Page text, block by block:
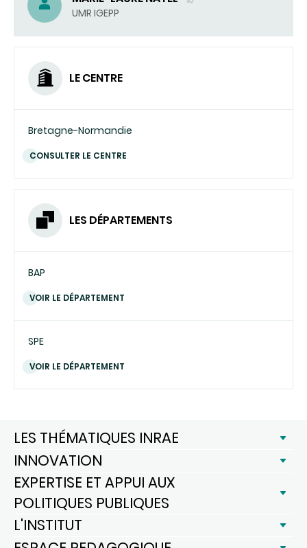
(ENVOYER
COURRIEL)
UMR IGEPP
LE CENTRE
Bretagne-Normandie
CONSULTER LE CENTRE
LES DÉPARTEMENTS
BAP
VOIR LE DÉPARTEMENT
SPE
VOIR LE DÉPARTEMENT
LES THÉMATIQUES INRAE
INNOVATION
EXPERTISE ET APPUI AUX
POLITIQUES PUBLIQUES
L'INSTITUT